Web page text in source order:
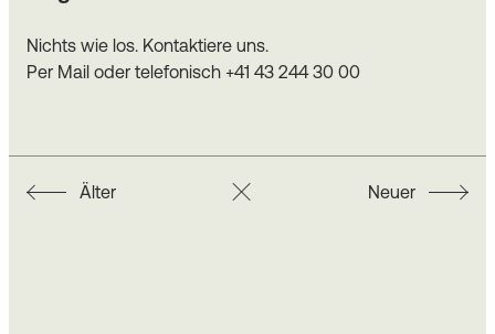
Nichts wie los. Kontaktiere uns.
Per Mail oder telefonisch +41 43 244 30 00
Älter Neuer